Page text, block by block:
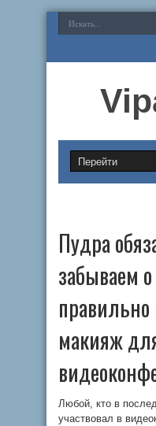
Пудра
забываем
правильно
макияж
Любой, кто в
участвовал в